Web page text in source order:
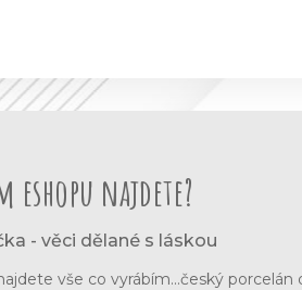
eshopu najdete?
- věci dělané s láskou
vše co vyrábím...český porcelán